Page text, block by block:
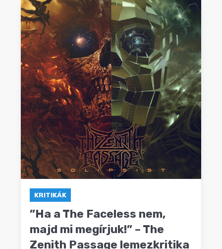
KRITIKÁK
”Ha a The Faceless nem,
majd mi megírjuk!” – The
Zenith Passage lemezkritika